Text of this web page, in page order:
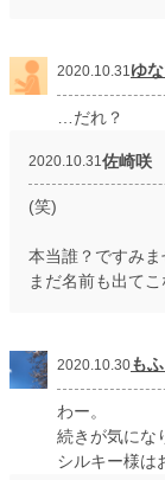
2020.10.31ゆ
…だれ？
2020.10.31佐崎咲
(笑)
本当誰？ですみ
まだ名前も出て
2020.10.30も
わー。
続きが気にな
シルキー様は